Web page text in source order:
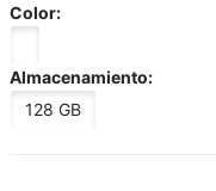
Color:
Almacenamiento:
128 GB